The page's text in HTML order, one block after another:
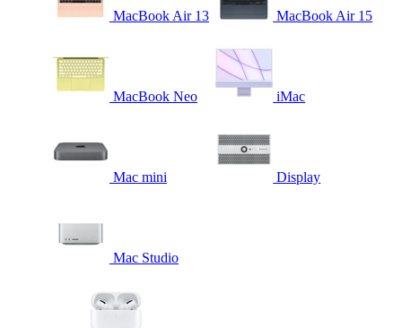
MacBook Air 13 MacBook Air 15
MacBook Neo iMac
Mac mini Display
Mac Studio